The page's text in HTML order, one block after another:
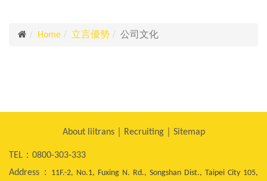
Home 立言優勢 公司文化
About liitrans｜ Recruiting｜ Sitemap
TEL：0800-303-333
Address： 11F.-2, No.1, Fuxing N. Rd., Songshan Dist., Taipei City 105,